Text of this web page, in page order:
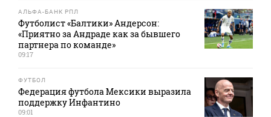
АЛЬФА-БАНК РПЛ
Футболист «Балтики» Андерсон:
«Приятно за Андраде как за бывшего
партнера по команде»
09:17
ФУТБОЛ
Федерация футбола Мексики выразила
поддержку Инфантино
09:01